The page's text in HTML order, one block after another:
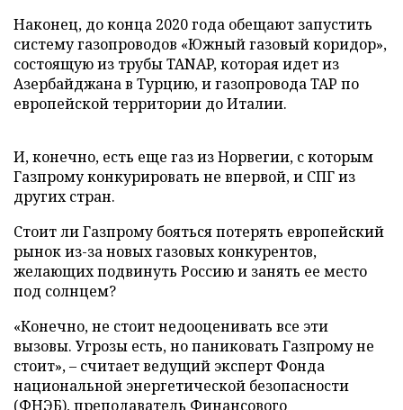
Наконец, до конца 2020 года обещают запустить
систему газопроводов «Южный газовый коридор»,
состоящую из трубы TANAP, которая идет из
Азербайджана в Турцию, и газопровода TAP по
европейской территории до Италии.
И, конечно, есть еще газ из Норвегии, с которым
Газпрому конкурировать не впервой, и СПГ из
других стран.
Стоит ли Газпрому бояться потерять европейский
рынок из-за новых газовых конкурентов,
желающих подвинуть Россию и занять ее место
под солнцем?
«Конечно, не стоит недооценивать все эти
вызовы. Угрозы есть, но паниковать Газпрому не
стоит», – считает ведущий эксперт Фонда
национальной энергетической безопасности
(ФНЭБ), преподаватель Финансового